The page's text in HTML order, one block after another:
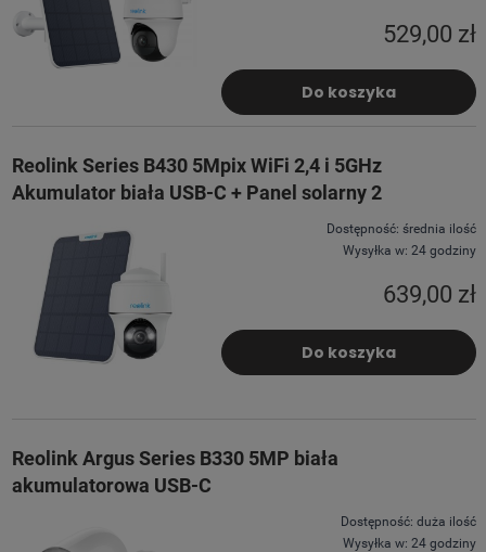
529,00 zł
Do koszyka
Reolink Series B430 5Mpix WiFi 2,4 i 5GHz
Akumulator biała USB-C + Panel solarny 2
Dostępność: średnia ilość
Wysyłka w: 24 godziny
639,00 zł
Do koszyka
Reolink Argus Series B330 5MP biała
akumulatorowa USB-C
Dostępność: duża ilość
Wysyłka w: 24 godziny